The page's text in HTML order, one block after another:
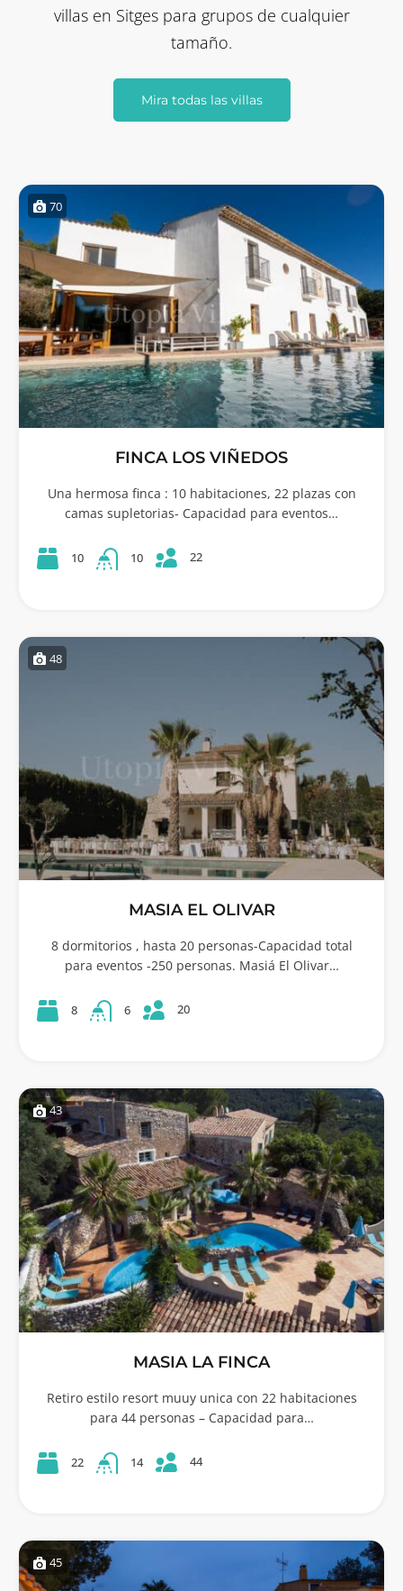
villas en Sitges para grupos de cualquier
tamaño.
Mira todas las villas
70
FINCA LOS VIÑEDOS
Una hermosa finca : 10 habitaciones, 22 plazas con
camas supletorias- Capacidad para eventos…
10 10 22
48
MASIA EL OLIVAR
8 dormitorios , hasta 20 personas-Capacidad total
para eventos -250 personas. Masiá El Olivar…
8 6 20
43
MASIA LA FINCA
Retiro estilo resort muuy unica con 22 habitaciones
para 44 personas – Capacidad para…
22 14 44
45